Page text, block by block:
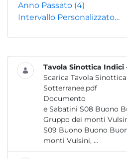
Anno Passato (4)
Intervallo Personalizzato…
Tavola Sinottica Indici
Scarica Tavola
Sotterranee.pdf
Documento
e Sabatini S08 Buono Buono Buono Buono
Gruppo dei monti
S09 Buono Buono Buono Buono Gruppo dei
monti Vulsini, ...